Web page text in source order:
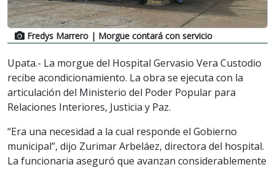
Fredys Marrero | Morgue contará con servicio
Upata.- La morgue del Hospital Gervasio Vera Custodio
recibe acondicionamiento. La obra se ejecuta con la
articulación del Ministerio del Poder Popular para
Relaciones Interiores, Justicia y Paz.
“Era una necesidad a la cual responde el Gobierno
municipal”, dijo Zurimar Arbeláez, directora del hospital.
La funcionaria aseguró que avanzan considerablemente